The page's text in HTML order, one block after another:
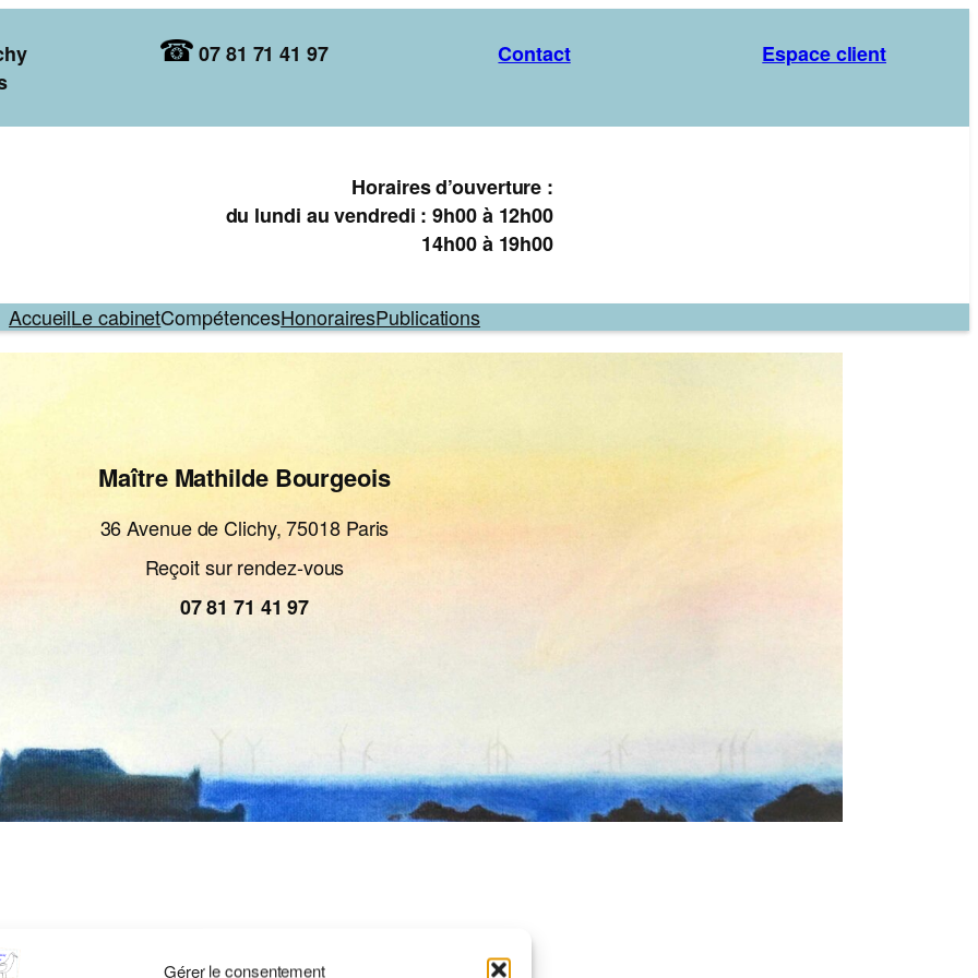
Gérer le consentement
07 81 71 41 97 Contact Espace client
Horaires d’ouverture :
du lundi au vendredi : 9h00 à 12h00
14h00 à 19h00
AccueilLe cabinetCompétencesHonorairesPublications
Maître Mathilde Bourgeois
36 Avenue de Clichy, 75018 Paris
Reçoit sur rendez-vous
07 81 71 41 97